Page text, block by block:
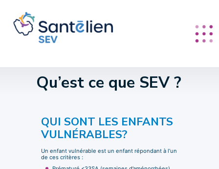
Qu’est ce que SEV ?
QUI SONT LES ENFANTS
VULNÉRABLES?
Un enfant vulnérable est un enfant répondant à l’un
de ces critères :